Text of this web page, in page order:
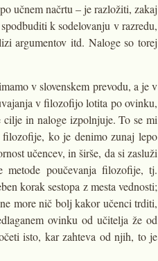
učnem načrtu – je razložiti, zakaj
k sodelovanju v razredu,
argumentov itd. Naloge so torej
v slovenskem prevodu, a je v
v filozofijo lotita po ovinku,
in naloge izpolnjuje. To se mi
ko je denimo zunaj lepo
učencev, in širše, da si zasluži
metode poučevanja filozofije, tj.
korak sestopa z mesta vednosti;
more nič bolj kakor učenci trditi,
ovinku od učitelja že od
isto, kar zahteva od njih, to je